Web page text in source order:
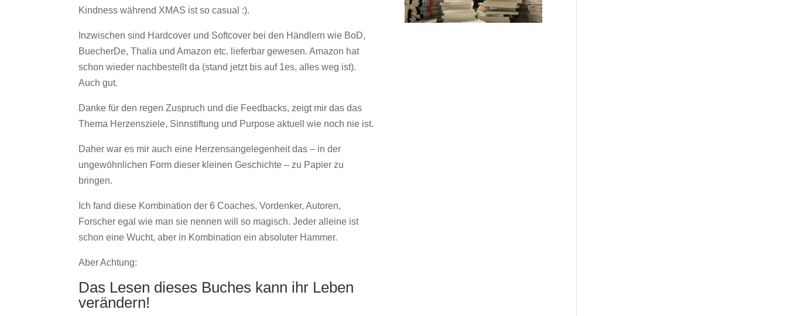
Kindness während XMAS ist so casual :).
Inzwischen sind Hardcover und Softcover bei den Händlern wie BoD,
BuecherDe, Thalia und Amazon etc. lieferbar gewesen. Amazon hat
schon wieder nachbestellt da (stand jetzt bis auf 1es, alles weg ist).
Auch gut.
Danke für den regen Zuspruch und die Feedbacks, zeigt mir das das
Thema Herzensziele, Sinnstiftung und Purpose aktuell wie noch nie ist.
Daher war es mir auch eine Herzensangelegenheit das – in der
ungewöhnlichen Form dieser kleinen Geschichte – zu Papier zu
bringen.
Ich fand diese Kombination der 6 Coaches, Vordenker, Autoren,
Forscher egal wie man sie nennen will so magisch. Jeder alleine ist
schon eine Wucht, aber in Kombination ein absoluter Hammer.
Aber Achtung:
Das Lesen dieses Buches kann ihr Leben
verändern!